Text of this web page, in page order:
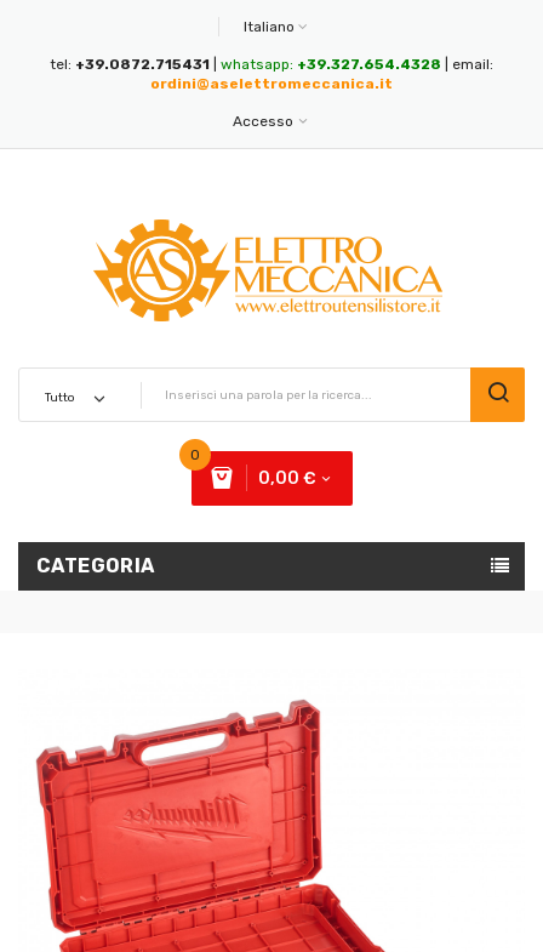
Italiano
tel: +39.0872.715431 whatsapp: +39.327.654.4328 | email:
ordini@aselettromeccanica.it
Accesso
0
0,00 €
CATEGORIA